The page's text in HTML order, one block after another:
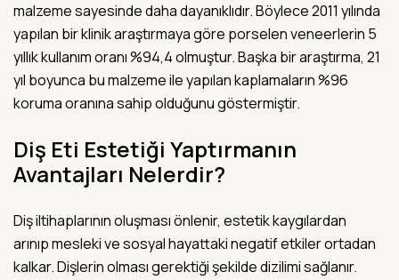
malzeme sayesinde daha dayanıklıdır. Böylece 2011 yılında
yapılan bir klinik araştırmaya göre porselen veneerlerin 5
yıllık kullanım oranı %94,4 olmuştur. Başka bir araştırma, 21
yıl boyunca bu malzeme ile yapılan kaplamaların %96
koruma oranına sahip olduğunu göstermiştir.
Diş Eti Estetiği Yaptırmanın
Avantajları Nelerdir?
Diş iltihaplarının oluşması önlenir, estetik kaygılardan
arınıp mesleki ve sosyal hayattaki negatif etkiler ortadan
kalkar. Dişlerin olması gerektiği şekilde dizilimi sağlanır.